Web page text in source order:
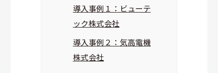
導入事例１：ビューテ
ック株式会社
導入事例２：気高電機
株式会社